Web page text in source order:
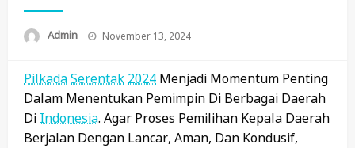
Admin
Posted
November 13, 2024
PilkadaSerentak 2024 Menjadi Momentum Penting
Dalam Menentukan Pemimpin Di Berbagai Daerah
Di Indonesia. Agar Proses Pemilihan Kepala Daerah
Berjalan Dengan Lancar, Aman, Dan Kondusif,